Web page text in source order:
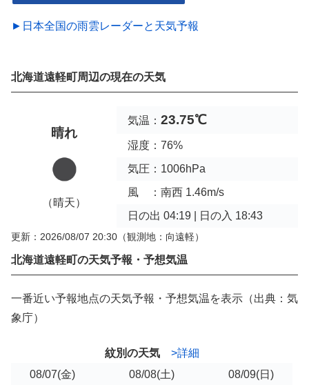
►日本全国の雨雲レーダーと天気予報
北海道遠軽町周辺の現在の天気
晴れ
（晴天）
気温： 23.75℃
湿度：76%
気圧：1006hPa
風 ：南西 1.46m/s
日の出 04:19 | 日の入 18:43
更新：2026/08/07 20:30 （観測地：向遠軽）
北海道遠軽町の天気予報・予想気温
一番近い予報地点の天気予報・予想気温を表示（出典：気
象庁）
紋別の天気
>詳細
08/07(金) 08/08(土) 08/09(日)